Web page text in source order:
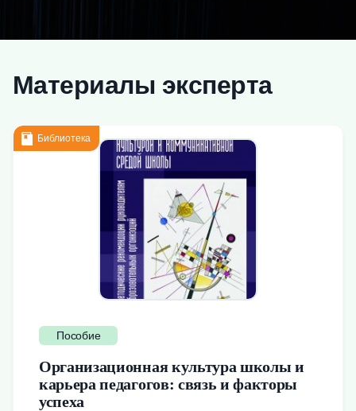
Материалы эксперта
Библиотека
Пособие
Организационная культура школы и
карьера педагогов: связь и факторы
успеха